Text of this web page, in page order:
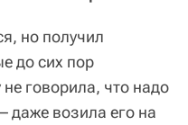
но получил
до сих пор
говорила, что надо
даже возила его на